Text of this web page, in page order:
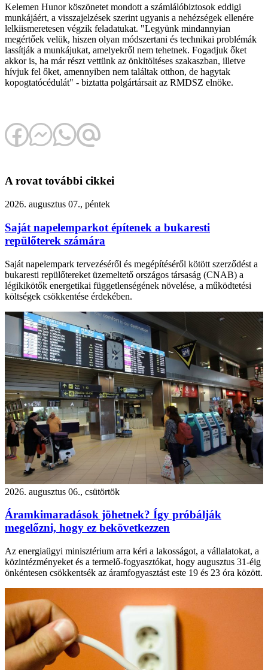
Kelemen Hunor köszönetet mondott a számlálóbiztosok eddigi
munkájáért, a visszajelzések szerint ugyanis a nehézségek ellenére
lelkiismeretesen végzik feladatukat. "Legyünk mindannyian
megértőek velük, hiszen olyan módszertani és technikai problémák
lassítják a munkájukat, amelyekről nem tehetnek. Fogadjuk őket
akkor is, ha már részt vettünk az önkitöltéses szakaszban, illetve
hívjuk fel őket, amennyiben nem találtak otthon, de hagytak
kopogtatócédulát" - biztatta polgártársait az RMDSZ elnöke.
A rovat további cikkei
2026. augusztus 07., péntek
Saját napelemparkot építenek a bukaresti
repülőterek számára
Saját napelempark tervezéséről és megépítéséről kötött szerződést a
bukaresti repülőtereket üzemeltető országos társaság (CNAB) a
légikikötők energetikai függetlenségének növelése, a működtetési
költségek csökkentése érdekében.
2026. augusztus 06., csütörtök
Áramkimaradások jöhetnek? Így próbálják
megelőzni, hogy ez bekövetkezzen
Az energiaügyi minisztérium arra kéri a lakosságot, a vállalatokat, a
közintézményeket és a termelő-fogyasztókat, hogy augusztus 31-éig
önkéntesen csökkentsék az áramfogyasztást este 19 és 23 óra között.